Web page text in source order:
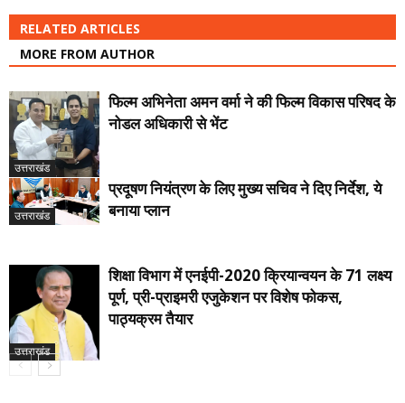
RELATED ARTICLES
MORE FROM AUTHOR
उत्तराखंड
फिल्म अभिनेता अमन वर्मा ने की फिल्म विकास परिषद के
नोडल अधिकारी से भेंट
उत्तराखंड
प्रदूषण नियंत्रण के लिए मुख्य सचिव ने दिए निर्देश, ये
बनाया प्लान
उत्तराखंड
शिक्षा विभाग में एनईपी-2020 क्रियान्वयन के 71 लक्ष्य
पूर्ण, प्री-प्राइमरी एजुकेशन पर विशेष फोकस,
पाठ्यक्रम तैयार